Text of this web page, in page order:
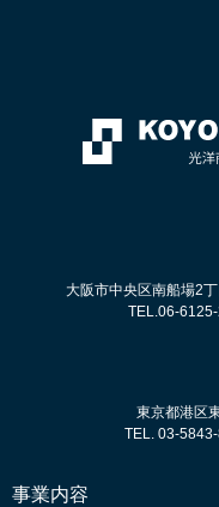
大阪市中央区南船場2
TEL.06-
東京都港区
TEL. 03-
事業内容